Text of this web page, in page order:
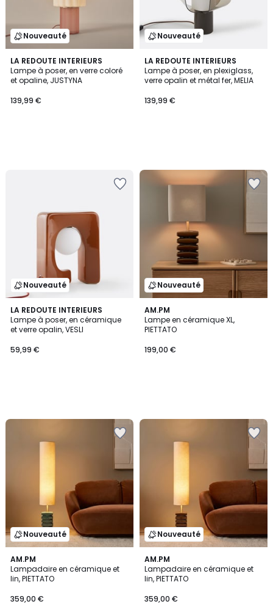
Nouveauté
LA REDOUTE INTERIEURS
Lampe à poser, en verre coloré
et opaline, JUSTYNA
139,99 €
Nouveauté
LA REDOUTE INTERIEURS
Lampe à poser, en plexiglass,
verre opalin et métal fer, MELIA
139,99 €
Nouveauté
LA REDOUTE INTERIEURS
Lampe à poser, en céramique
et verre opalin, VESLI
59,99 €
Nouveauté
AM.PM
Lampe en céramique XL,
PIETTATO
199,00 €
Nouveauté
AM.PM
Lampadaire en céramique et
lin, PIETTATO
359,00 €
Nouveauté
AM.PM
Lampadaire en céramique et
lin, PIETTATO
359,00 €